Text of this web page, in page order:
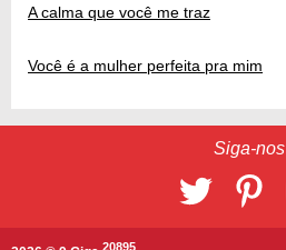
A calma que você me traz
Você é a mulher perfeita pra mim
Siga-nos
20895